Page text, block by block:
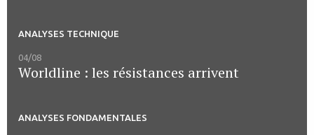
ANALYSES TECHNIQUE
04/08
Worldline : les résistances arrivent
ANALYSES FONDAMENTALES